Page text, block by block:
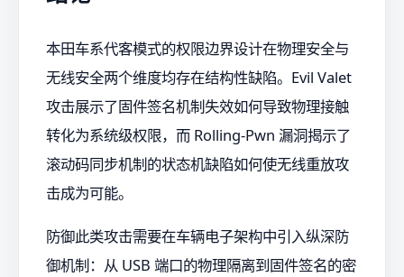
本田车系代客模式的权限边界设计在物理安全与
无线安全两个维度均存在结构性缺陷。Evil Valet
攻击展示了固件签名机制失效如何导致物理接触
转化为系统级权限，而 Rolling-Pwn 漏洞揭示了
滚动码同步机制的状态机缺陷如何使无线重放攻
击成为可能。
防御此类攻击需要在车辆电子架构中引入纵深防
御机制：从 USB 端口的物理隔离到固件签名的密